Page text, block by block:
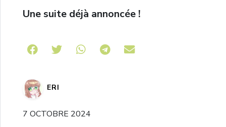
Une suite déjà annoncée !
Share on Telegram
ERI
7 OCTOBRE 2024